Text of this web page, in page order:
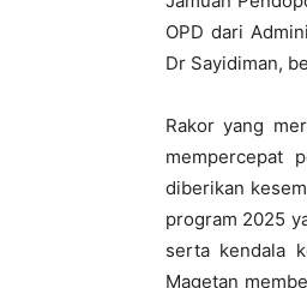
OPD dari
Dr Sayidiman,
Rakor yang
mempercepat
diberikan
program 2025
serta kendala
Magetan